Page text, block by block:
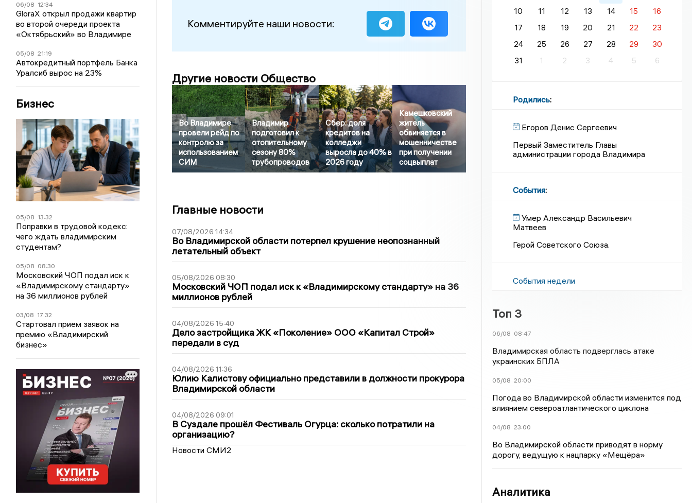
06/08 12:34
GloraX открыл продажи квартир
во второй очереди проекта
«Октябрьский» во Владимире
05/08 21:19
Автокредитный портфель Банка
Уралсиб вырос на 23%
Бизнес
05/08 13:32
Поправки в трудовой кодекс:
чего ждать владимирским
студентам?
05/08 08:30
Московский ЧОП подал иск к
«Владимирскому стандарту»
на 36 миллионов рублей
03/08 17:32
Стартовал прием заявок на
премию «Владимирский
бизнес»
Комментируйте наши новости:
Другие новости Общество
Во Владимире
провели рейд по
контролю за
использованием
СИМ
Владимир
подготовил к
отопительному
сезону 80%
трубопроводов
Сбер: доля
кредитов на
колледжи
выросла до 40% в
2026 году
Камешковский
житель
обвиняется в
мошенничестве
при получении
соцвыплат
Главные новости
07/08/2026 14:34
Во Владимирской области потерпел крушение неопознанный
летательный объект
05/08/2026 08:30
Московский ЧОП подал иск к «Владимирскому стандарту» на 36
миллионов рублей
04/08/2026 15:40
Дело застройщика ЖК «Поколение» ООО «Капитал Строй»
передали в суд
04/08/2026 11:36
Юлию Калистову официально представили в должности прокурора
Владимирской области
04/08/2026 09:01
В Суздале прошёл Фестиваль Огурца: сколько потратили на
организацию?
Новости СМИ2
10
11 12 13 14 15
16
17
18 19 20 21 22
23
24
25 26 27 28 29
30
31
1 2 3 4 5 6
Родились:
Егоров Денис Сергеевич
Первый Заместитель Главы
администрации города Владимира
События:
Умер Александр Васильевич
Матвеев
Герой Советского Союза.
События недели
Топ 3
06/08 08:47
Владимирская область подверглась атаке
украинских БПЛА
05/08 20:00
Погода во Владимирской области изменится под
влиянием североатлантического циклона
04/08 23:00
Во Владимирской области приводят в норму
дорогу, ведущую к нацпарку «Мещёра»
Аналитика